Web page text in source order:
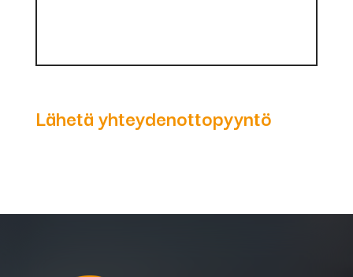
Lähetä yhteydenottopyyntö